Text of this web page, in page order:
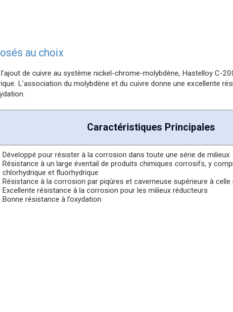
au choix
de cuivre au système nickel-chrome-molybdène, Hastelloy C-
L’association du molybdène et du cuivre donne une excellente
Caractéristiques Principales
Développé pour résister à la corrosion dans toute une série de milieux
Résistance à un large éventail de produits chimiques corrosifs, y
chlorhydrique et fluorhydrique
Résistance à la corrosion par piqûres et caverneuse supérieure à celle
Excellente résistance à la corrosion pour les milieux réducteurs
Bonne résistance à l’oxydation